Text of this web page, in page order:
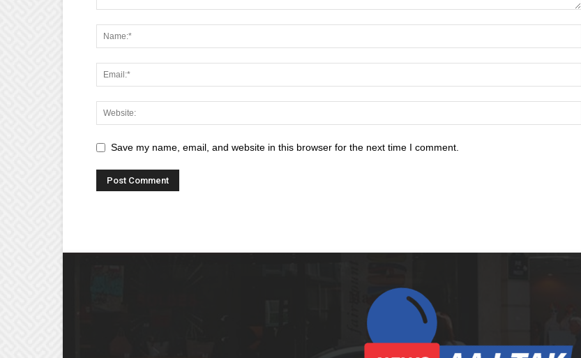
Save my name, email, and website in this browser for the next time I comment.